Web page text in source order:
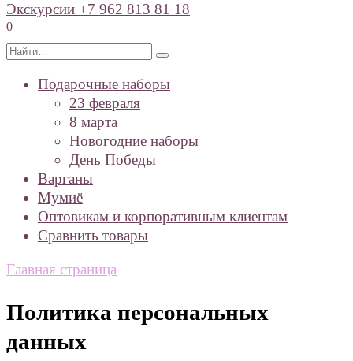
Экскурсии +7 962 813 81 18
0
Search
Подарочные наборы
23 февраля
8 марта
Новогодние наборы
День Победы
Варганы
Мумиё
Оптовикам и корпоративным клиентам
Сравнить товары
Главная страница
Политика персональных
данных